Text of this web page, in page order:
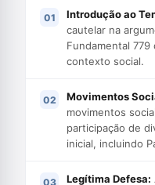
Introdução ao
cautelar na
Fundamental
contexto social.
Movimentos
movimentos
participação de
inicial, incluindo
Legítima Defesa: